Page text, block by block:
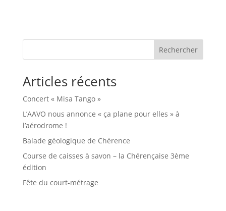
Rechercher
Articles récents
Concert « Misa Tango »
L’AAVO nous annonce « ça plane pour elles » à
l’aérodrome !
Balade géologique de Chérence
Course de caisses à savon – la Chérençaise 3ème
édition
Fête du court-métrage